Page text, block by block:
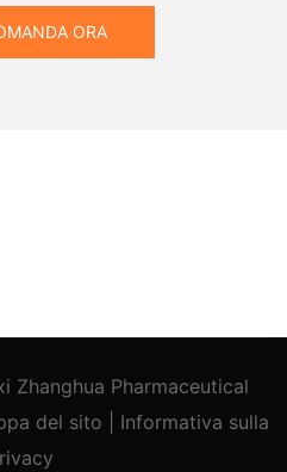
ORA
Zhanghua Pharmaceutical
del sito Informativa sulla